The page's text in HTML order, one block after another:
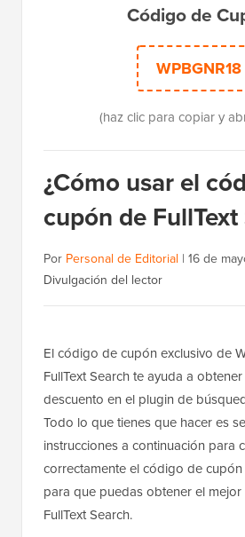
Código de
WPBGNR18
(haz clic para copiar y
¿Cómo usar el
cupón de FullText
Por Personal de Editorial | 16 de
Divulgación del lector
El código de cupón exclusivo de
FullText Search te ayuda a
descuento en el plugin de
Todo lo que tienes que hacer es
instrucciones a continuación para
correctamente el código de cupón
para que puedas obtener el
FullText Search.